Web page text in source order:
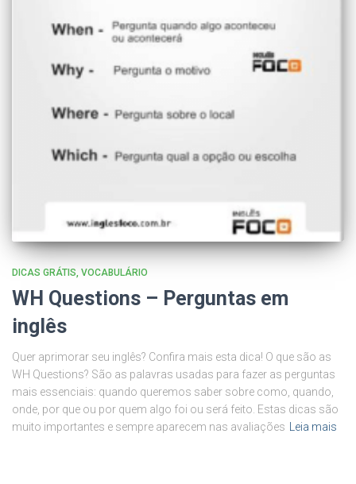
DICAS GRÁTIS VOCABULÁRIO
WH Questions – Perguntas em
inglês
Quer aprimorar seu inglês? Confira mais esta dica! O que são as
WH Questions? São as palavras usadas para fazer as perguntas
mais essenciais: quando queremos saber sobre como, quando,
onde, por que ou por quem algo foi ou será feito. Estas dicas são
muito importantes e sempre aparecem nas avaliações
Leia mais